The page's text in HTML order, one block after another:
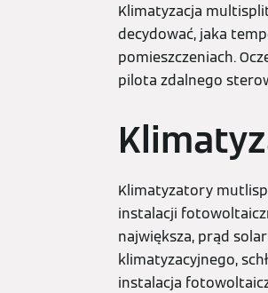
Klimatyzacja
decydować, jaka
pomieszczeniach.
pilota zdalnego
Klimatyzatory
instalacji
największa, prąd
klimatyzacyjnego,
instalacja